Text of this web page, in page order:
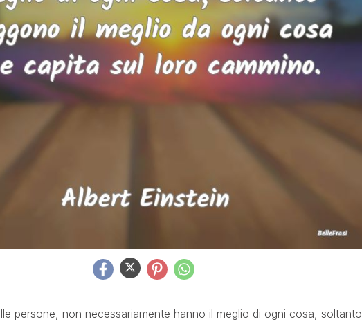
persone, non necessariamente hanno il meglio di ogni cosa, soltanto